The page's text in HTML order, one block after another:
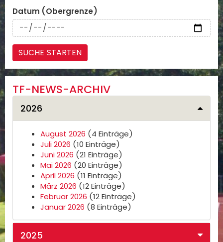
Datum (Obergrenze)
TF-NEWS-ARCHIV
2026
August 2026 (4 Einträge)
Juli 2026 (10 Einträge)
Juni 2026 (21 Einträge)
Mai 2026 (20 Einträge)
April 2026 (11 Einträge)
März 2026 (12 Einträge)
Februar 2026 (12 Einträge)
Januar 2026 (8 Einträge)
2025